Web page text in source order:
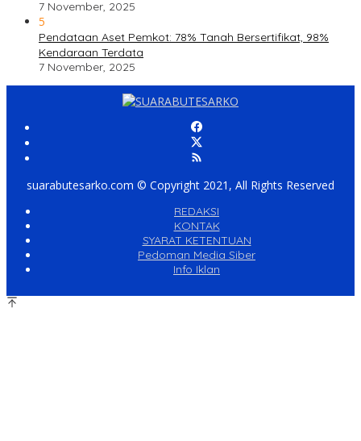
7 November, 2025
5
Pendataan Aset Pemkot: 78% Tanah Bersertifikat, 98%
Kendaraan Terdata
7 November, 2025
suarabutesarko.com © Copyright 2021, All Rights Reserved
REDAKSI
KONTAK
SYARAT KETENTUAN
Pedoman Media Siber
Info Iklan